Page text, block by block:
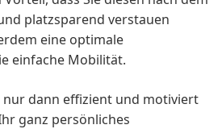
platzsparend verstauen
eine optimale
einfache Mobilität.
nur dann effizient und motiviert
ganz persönliches